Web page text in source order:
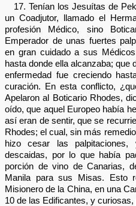
17. Tenían los Jesuítas de
un Coadjutor, llamado el
profesión Médico, sino
Emperador de unas fuertes
en gran cuidado a sus
hasta donde ella alcanzaba; que
enfermedad fue creciendo
curación. En esta conflicto,
Apelaron al Boticario Rhodes,
oído, que aquel Europeo había
así eran de sentir, que se
Rhodes; el cual, sin más
hizo cesar las
descaidas, por lo que había
porción de vino de Canarias,
Manila para sus Misas. Esto
Misionero de la China, en una
10 de las Edificantes, y curiosas,